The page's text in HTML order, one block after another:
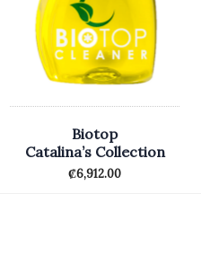
Biotop
Catalina’s Collection
₡6,912.00